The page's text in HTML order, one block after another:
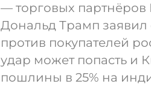
— торговых
Дональд Трамп
против покупателей
удар может попасть и
пошлины в 25% на